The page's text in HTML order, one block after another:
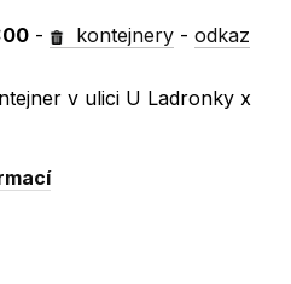
- kontejnery -odkaz
v ulici U Ladronky x